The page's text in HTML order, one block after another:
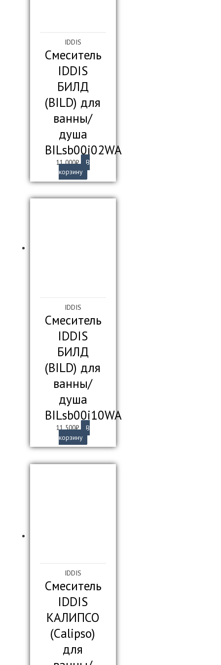
IDDIS
Смеситель
IDDIS
БИЛД
(BILD) для
ванны/
душа
BILsb00i02WA
11 000₽
В
корзину
IDDIS
Смеситель
IDDIS
БИЛД
(BILD) для
ванны/
душа
BILsb00i10WA
11 500₽
В
корзину
IDDIS
Смеситель
IDDIS
КАЛИПСО
(Calipso)
для